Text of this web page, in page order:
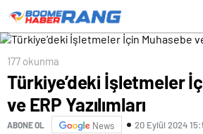
177 okunma
Türkiye’deki İşletmeler
ve ERP Yazılımları
ABONE OL News 20 Eylül 2024